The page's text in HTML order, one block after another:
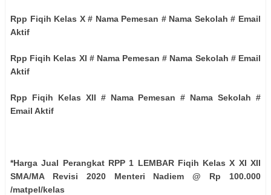
Rpp Fiqih Kelas X # Nama Pemesan # Nama Sekolah # Email
Aktif
Rpp Fiqih Kelas XI # Nama Pemesan # Nama Sekolah # Email
Aktif
Rpp Fiqih Kelas XII # Nama Pemesan # Nama Sekolah #
Email Aktif
*Harga Jual Perangkat RPP 1 LEMBAR Fiqih Kelas X XI XII
SMA/MA Revisi 2020 Menteri Nadiem @ Rp 100.000
/matpel/kelas